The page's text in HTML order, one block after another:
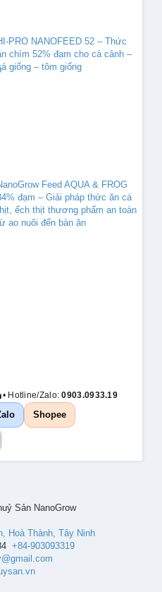
PRO NANOFEED 52 – Thức
chìm 52% đạm cho cá cảnh –
giống – tôm giống
Feed AQUA & FROG
đạm – Giải pháp thức ăn cá
ếch thịt thương phẩm an toàn
ao nuôi đến bàn ăn
• Hotline/Zalo:0903.0933.19
Shopee
Sản NanoGrow
Hoà Thành, Tây Ninh
+84-903093319